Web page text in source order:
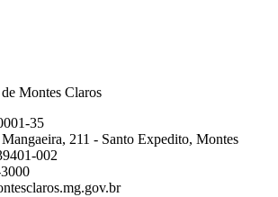
Montes Claros
35
211 - Santo Expedito, Montes
002